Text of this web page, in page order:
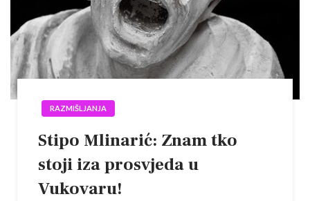
RAZMIŠLJANJA
Stipo Mlinarić: Znam tko
stoji iza prosvjeda u
Vukovaru!